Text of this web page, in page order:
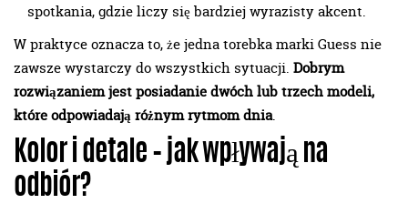
spotkania, gdzie liczy się bardziej wyrazisty akcent.
W praktyce oznacza to, że jedna torebka marki Guess nie
zawsze wystarczy do wszystkich sytuacji. Dobrym
rozwiązaniem jest posiadanie dwóch lub trzech modeli,
które odpowiadają różnym rytmom dnia.
Kolor i detale – jak wpływają na
odbiór?